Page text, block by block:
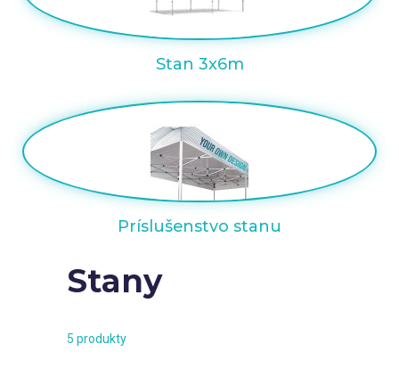
Stan 3x6m
Príslušenstvo stanu
Stany
5 produkty